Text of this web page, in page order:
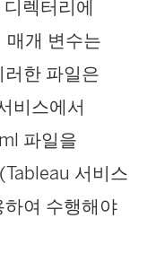
렉터리에
매개 변수는
한 파일은
비스에서
파일을
서비스
여 수행해야